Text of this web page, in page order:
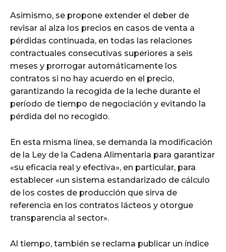
Asimismo, se propone extender el deber de
revisar al alza los precios en casos de venta a
pérdidas continuada, en todas las relaciones
contractuales consecutivas superiores a seis
meses y prorrogar automáticamente los
contratos si no hay acuerdo en el precio,
garantizando la recogida de la leche durante el
período de tiempo de negociación y evitando la
pérdida del no recogido.
En esta misma línea, se demanda la modificación
de la Ley de la Cadena Alimentaria para garantizar
«su eficacia real y efectiva», en particular, para
establecer «un sistema estandarizado de cálculo
de los costes de producción que sirva de
referencia en los contratos lácteos y otorgue
transparencia al sector».
Al tiempo, también se reclama publicar un índice